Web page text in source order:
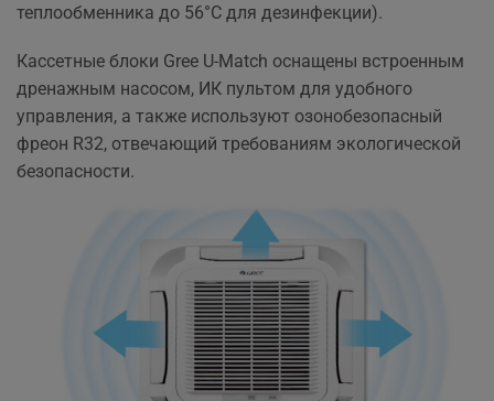
теплообменника до 56°C для дезинфекции).
Кассетные блоки Gree U-Match оснащены встроенным
дренажным насосом, ИК пультом для удобного
управления, а также используют озонобезопасный
фреон R32, отвечающий требованиям экологической
безопасности.